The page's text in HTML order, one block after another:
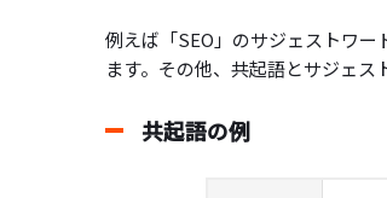
例えば「SEO」のサジェストワ
ます。その他、共起語とサジェス
共起語の例